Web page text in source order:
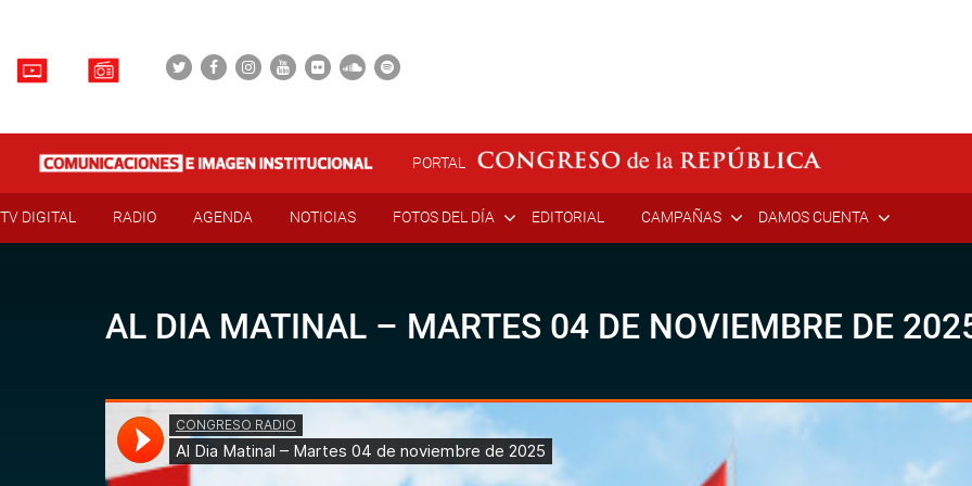
PORTAL
TV DIGITAL RADIO AGENDA NOTICIAS FOTOS DEL DÍA EDITORIAL CAMPAÑAS DAMOS CUENTA
AL DIA MATINAL – MARTES 04 DE NOVIEMBRE DE